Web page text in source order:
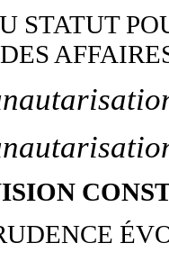
STATUT